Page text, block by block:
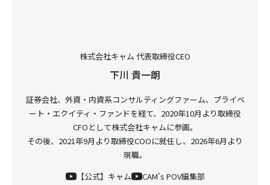
株式会社キャム 代表取締役CEO
下川 貴一朗
証券会社、外資・内資系コンサルティングファーム、プライベ
ート・エクイティ・ファンドを経て、2020年10月より取締役
CFOとして株式会社キャムに参画。
その後、2021年9月より取締役COOに就任し、2026年6月より
現職。
【公式】キャム
CAM's POV編集部